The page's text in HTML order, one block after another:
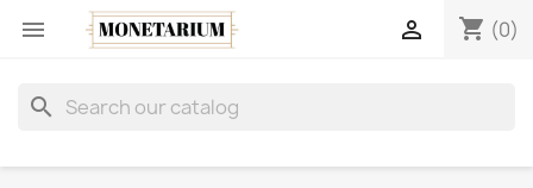
 shopping_cart (0)

search